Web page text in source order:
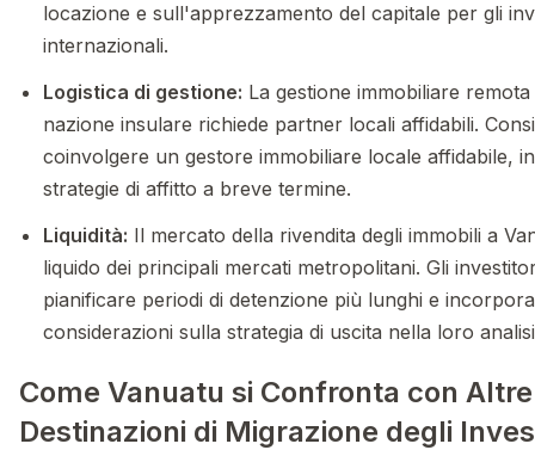
locazione e sull'apprezzamento del capitale per gli
internazionali.
Logistica di gestione: La gestione immobiliare
nazione insulare richiede partner locali affidabili.
coinvolgere un gestore immobiliare locale affidabile,
strategie di affitto a breve termine.
Liquidità: Il mercato della rivendita degli immobili a
liquido dei principali mercati metropolitani. Gli
pianificare periodi di detenzione più lunghi e
considerazioni sulla strategia di uscita nella loro
Come Vanuatu si Confronta con Altre
Destinazioni di Migrazione degli